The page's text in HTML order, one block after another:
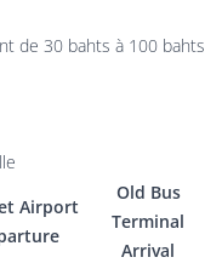
de 30 bahts à 100 bahts
Airport
Old Bus
Terminal
Arrival